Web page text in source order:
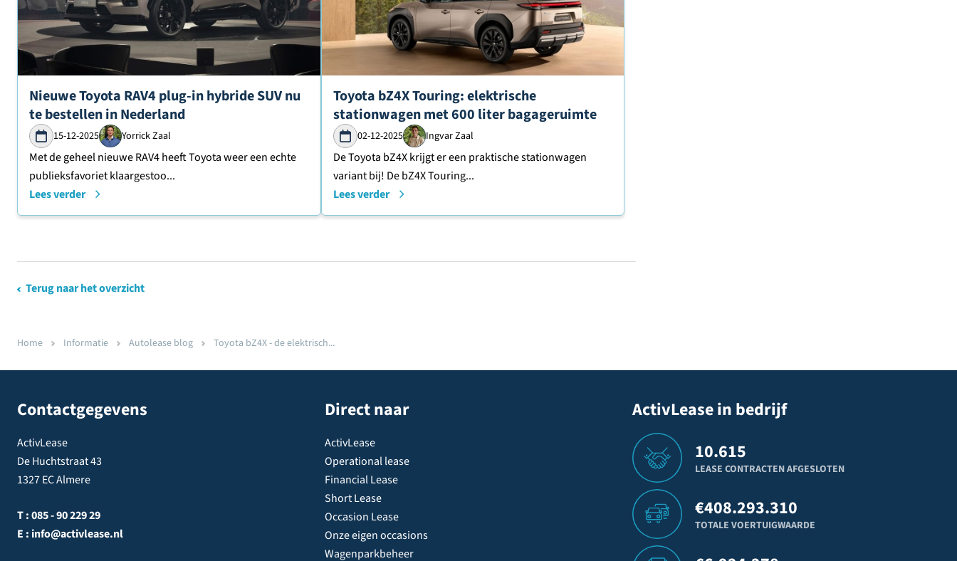
Lees verder over
Nieuwe Toyota RAV4 plug-in hybride SUV nu
te bestellen in Nederland
15-12-2025 Yorrick Zaal
Met de geheel nieuwe RAV4 heeft Toyota weer een echte
publieksfavoriet klaargestoo...
Lees verder
Lees verder over
Toyota bZ4X Touring: elektrische
stationwagen met 600 liter bagageruimte
02-12-2025 Ingvar Zaal
De Toyota bZ4X krijgt er een praktische stationwagen
variant bij! De bZ4X Touring...
Lees verder
Terug naar het overzicht
Home Informatie Autolease blog Toyota bZ4X - de elektrisch...
Contactgegevens
ActivLease
De Huchtstraat 43
1327 EC Almere
T :085 - 90 229 29
E : info@activlease.nl
Direct naar
ActivLease
Operational lease
Financial Lease
Short Lease
Occasion Lease
Onze eigen occasions
Wagenparkbeheer
ActivLease in bedrijf
10.615
LEASE CONTRACTEN AFGESLOTEN
€408.293.310
TOTALE VOERTUIGWAARDE